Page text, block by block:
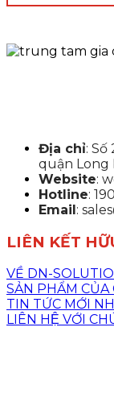
Địa chỉ:
quận Long
Website:
Hotline:
Email:
LIÊN KẾT
VỀ DN-
SẢN PHẨM CỦA
TIN TỨC MỚI
LIÊN HỆ VỚI